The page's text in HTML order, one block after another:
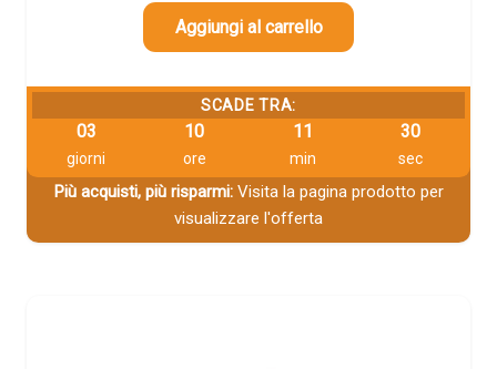
Aggiungi al carrello
SCADE TRA:
03
giorni
10
ore
11
min
29
sec
Più acquisti, più risparmi:Visita la pagina prodotto per
visualizzare l'offerta